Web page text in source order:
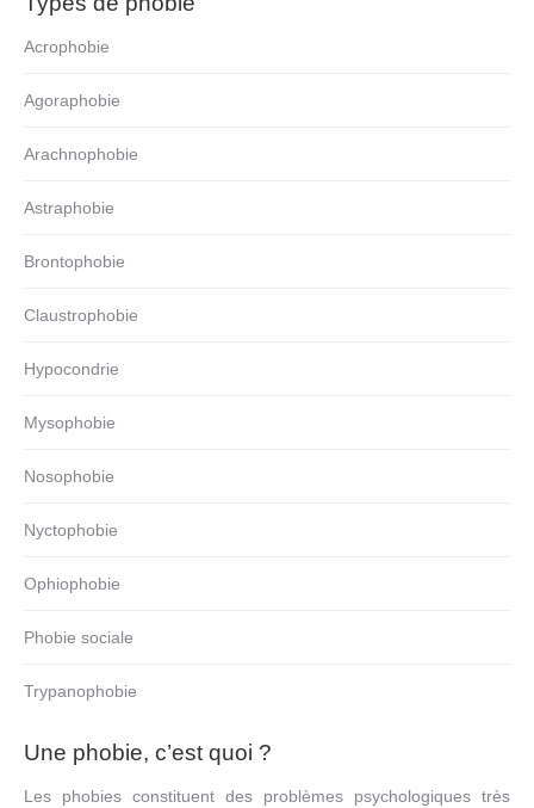
Acrophobie
Agoraphobie
Arachnophobie
Astraphobie
Brontophobie
Claustrophobie
Hypocondrie
Mysophobie
Nosophobie
Nyctophobie
Ophiophobie
Phobie sociale
Trypanophobie
Une phobie, c’est quoi ?
Les phobies constituent des problèmes psychologiques très